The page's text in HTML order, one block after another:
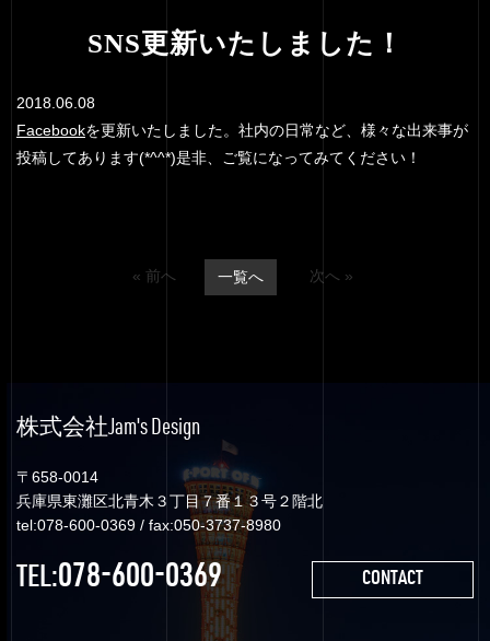
SNS更新いたしました！
2018.06.08
Facebookを更新いたしました。社内の日常など、様々な出来事が
投稿してあります(*^^*)是非、ご覧になってみてください！
« 前へ 一覧へ 次へ »
株式会社Jam's Design
〒658-0014
兵庫県東灘区北青木３丁目７番１３号２階北
tel:078-600-0369 / fax:050-3737-8980
TEL:078-600-0369 CONTACT